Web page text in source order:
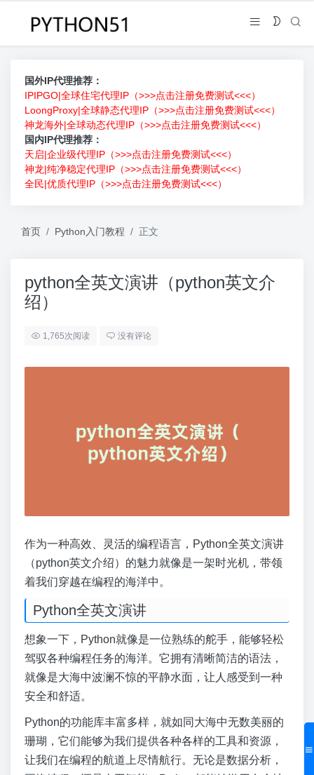
国外IP代理推荐：
IPIPGO|全球住宅代理IP（>>>点击注册免费测试<<<）
LoongProxy|全球静态代理IP（>>>点击注册免费测试<<<）
神龙海外|全球动态代理IP（>>>点击注册免费测试<<<）
国内IP代理推荐：
天启|企业级代理IP（>>>点击注册免费测试<<<）
神龙|纯净稳定代理IP（>>>点击注册免费测试<<<）
全民|优质代理IP（>>>点击注册免费测试<<<）
首页 Python入门教程 正文
python全英文演讲（python英文介
绍）
1,765次阅读 没有评论
作为一种高效、灵活的编程语言，Python全英文演讲
（python英文介绍）的魅力就像是一架时光机，带领
着我们穿越在编程的海洋中。
Python全英文演讲
想象一下，Python就像是一位熟练的舵手，能够轻松
驾驭各种编程任务的海洋。它拥有清晰简洁的语法，
就像是大海中波澜不惊的平静水面，让人感受到一种
安全和舒适。
Python的功能库丰富多样，就如同大海中无数美丽的
珊瑚，它们能够为我们提供各种各样的工具和资源，
让我们在编程的航道上尽情航行。无论是数据分析，